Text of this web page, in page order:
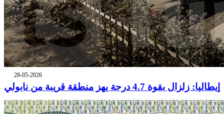
28-05-2026
إيطاليا: زلزال بقوة 4.7 درجة يهز منطقة قريبة من نابولي